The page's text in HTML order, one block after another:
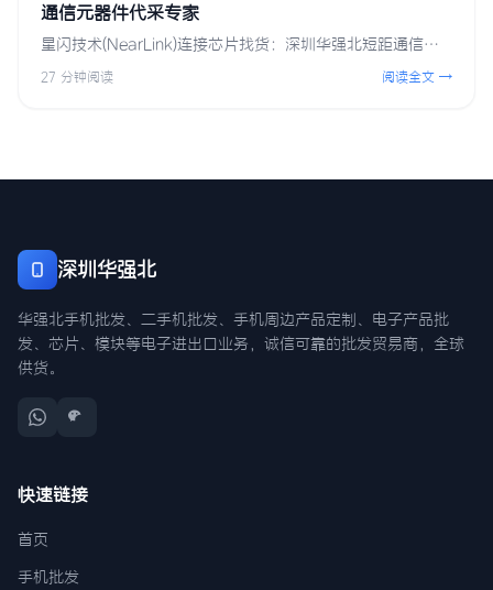
通信元器件代采专家
星闪技术(NearLink)连接芯片找货：深圳华强北短距通信…
27 分钟阅读 阅读全文 →
深圳华强北
华强北手机批发、二手机批发、手机周边产品定制、电子产品批
发、芯片、模块等电子进出口业务，诚信可靠的批发贸易商，全球
供货。
快速链接
首页
手机批发